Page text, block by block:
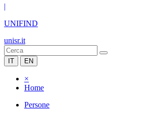
|
UNIFIND
unisr.it
IT EN
×
Home
Persone